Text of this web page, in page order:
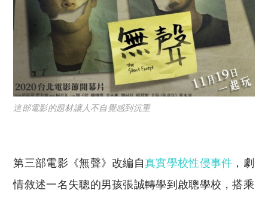
這部電影的題材讓人不自覺感到沉重
第三部電影《無聲》改編自真實學校性侵事件 ，劇
情敘述一名失聰的男孩張誠轉學到啟聰學校，搭乘